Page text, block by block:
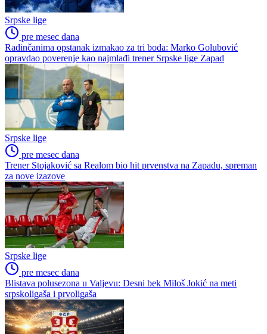
Srpske lige
pre mesec dana
Radinčanima opstanak izmakao za tri boda: Marko Golubović
opravdao poverenje kao najmlađi trener Srpske lige Zapad
Srpske lige
pre mesec dana
Trener Stojaković sa Realom bio hit prvenstva na Zapadu, spreman
za nove izazove
Srpske lige
pre mesec dana
Blistava polusezona u Valjevu: Desni bek Miloš Jokić na meti
srpskoligaša i prvoligaša